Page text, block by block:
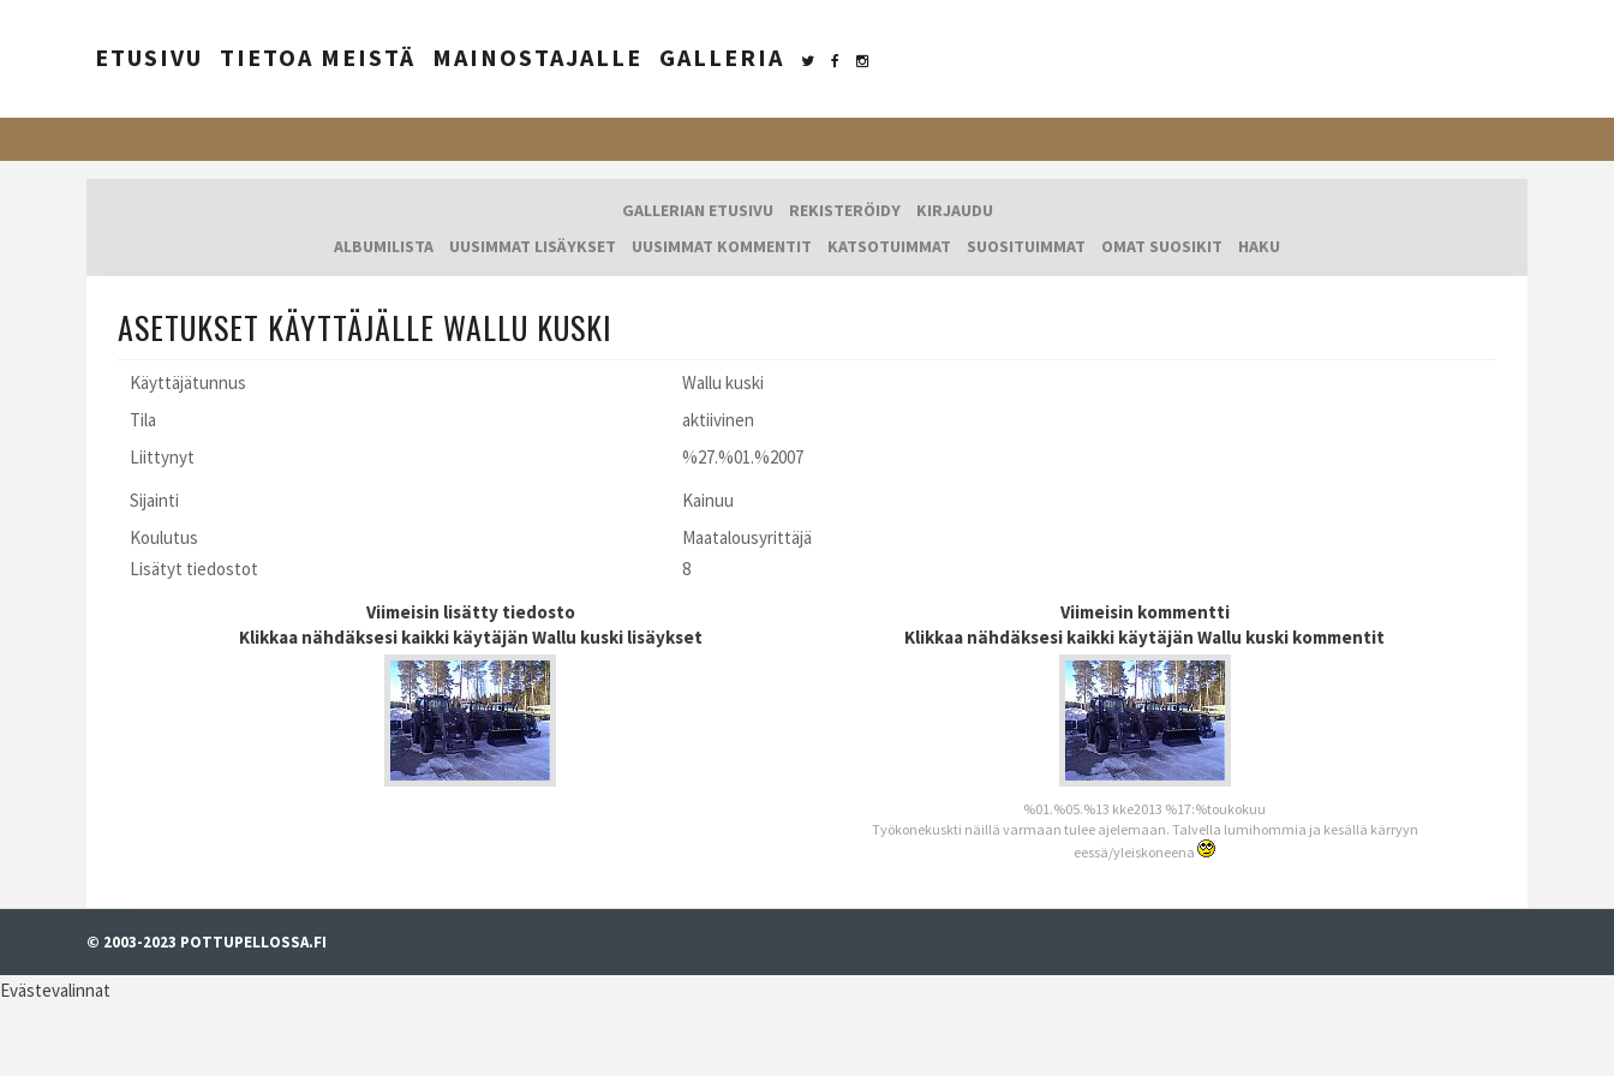
ETUSIVU TIETOA MEISTÄ MAINOSTAJALLE GALLERIA
GALLERIAN ETUSIVU REKISTERÖIDY
KIRJAUDU
ALBUMILISTA
UUSIMMAT LISÄYKSET UUSIMMAT KOMMENTIT KATSOTUIMMAT SUOSITUIMMAT OMAT SUOSIKIT HAKU
ASETUKSET KÄYTTÄJÄLLE WALLU KUSKI
Käyttäjätunnus
Wallu kuski
Tila
aktiivinen
Liittynyt
%27.%01.%2007
Sijainti
Kainuu
Koulutus
Maatalousyrittäjä
Lisätyt tiedostot
8
Viimeisin lisätty tiedosto
Klikkaa nähdäksesi kaikki käytäjän Wallu kuski lisäykset
Viimeisin kommentti
Klikkaa nähdäksesi kaikki käytäjän Wallu kuski kommentit
%01.%05.%13 kke2013 %17:%toukokuu
Työkonekuskti näillä varmaan tulee ajelemaan. Talvella lumihommia ja kesällä kärryyn
eessä/yleiskoneena
© 2003-2023 POTTUPELLOSSA.FI
Evästevalinnat